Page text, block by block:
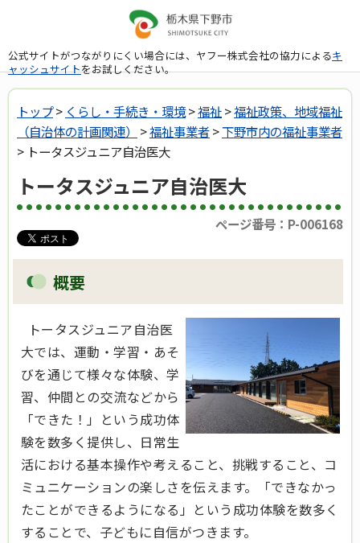
公式サイトがつながりにくい場合には、ヤフー株式会社の協力によるキ
ャッシュサイトをお試しください。
トップ> くらし・手続き・環境>福祉>福祉政策、地域福祉
（自治体の計画関連）
>福祉事業者>下野市内の福祉事業者
> トータスジュニア自治医大
トータスジュニア自治医大
ページ番号：P-006168
概要
トータスジュニア自治医
大では、運動・学習・あそ
びを通じて様々な体験、学
習、仲間との交流などから
「できた！」という成功体
験を数多く提供し、日常生
活における基本操作や考えること、挑戦すること、コ
ミュニケーションの楽しさを伝えます。「できなかっ
たことができるようになる」という成功体験を数多く
することで、子どもに自信がつきます。